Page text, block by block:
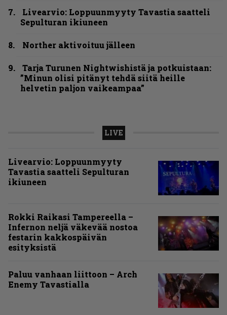
Livearvio: Loppuunmyyty Tavastia saatteli
Sepulturan ikiuneen
Norther aktivoituu jälleen
Tarja Turunen Nightwishistä ja potkuistaan:
”Minun olisi pitänyt tehdä siitä heille
helvetin paljon vaikeampaa”
LIVE
Livearvio: Loppuunmyyty
Tavastia saatteli Sepulturan
ikiuneen
Rokki Raikasi Tampereella –
Infernon neljä väkevää nostoa
festarin kakkospäivän
esityksistä
Paluu vanhaan liittoon – Arch
Enemy Tavastialla